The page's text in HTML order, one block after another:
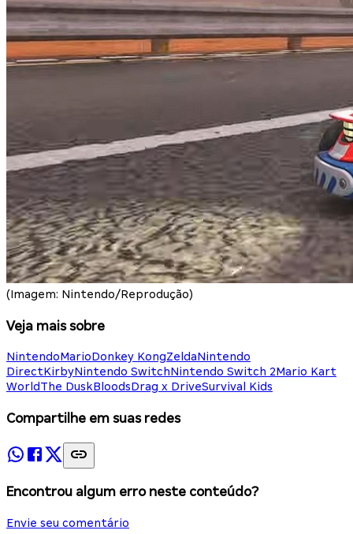
(Imagem: Nintendo/Reprodução)
Veja mais sobre
NintendoMarioDonkey KongZeldaNintendo
DirectKirbyNintendo SwitchNintendo Switch 2Mario Kart
WorldThe DuskBloodsDrag x DriveSurvival Kids
Compartilhe em suas redes
Encontrou algum erro neste conteúdo?
Envie seu comentário